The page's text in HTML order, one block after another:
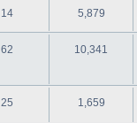
14 5,879
62 10,341
25 1,659